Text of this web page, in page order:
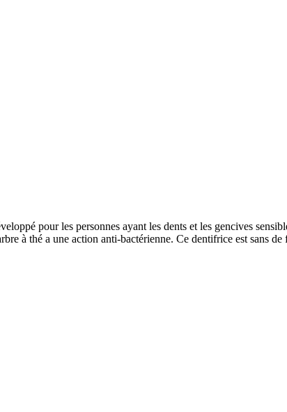
pour les personnes ayant les dents et les gencives
à thé a une action anti-bactérienne. Ce dentifrice est sans de